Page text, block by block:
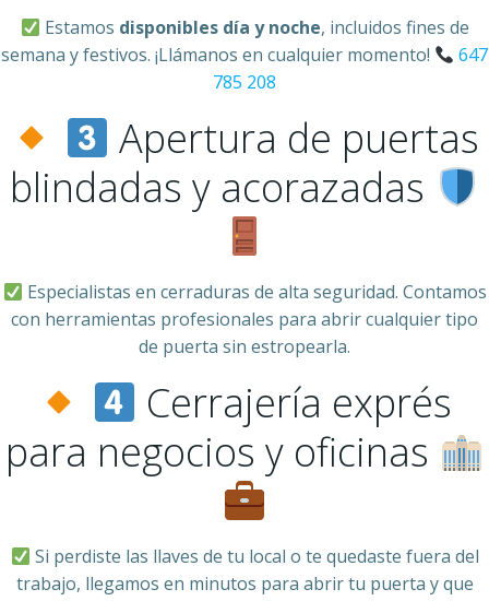
Estamos disponibles día y noche, incluidos fines de
semana y festivos. ¡Llámanos en cualquier momento!
647
785 208
Apertura de puertas
blindadas y acorazadas
Especialistas en cerraduras de alta seguridad. Contamos
con herramientas profesionales para abrir cualquier tipo
de puerta sin estropearla.
Cerrajería exprés
para negocios y oficinas
Si perdiste las llaves de tu local o te quedaste fuera del
trabajo, llegamos en minutos para abrir tu puerta y que